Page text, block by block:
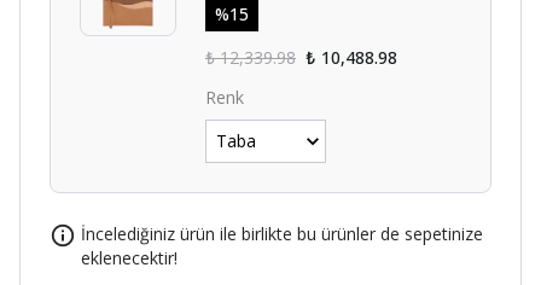
%15
₺ 12,339.98 ₺ 10,488.98
Renk
İncelediğiniz ürün ile birlikte bu ürünler de sepetinize
eklenecektir!